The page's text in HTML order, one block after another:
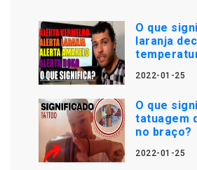
O que
laranja
2022-01-25
O que
tatuagem
no braço?
2022-01-25